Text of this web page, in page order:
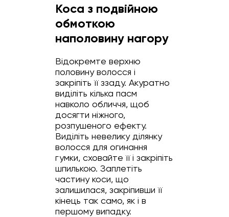
Коса з подвійною
обмоткою
наполовину нагору
Відокремте верхню
половину волосся і
закріпіть її ззаду. Акуратно
виділіть кілька пасм
навколо обличчя, щоб
досягти ніжного,
розпушеного ефекту.
Виділіть невелику ділянку
волосся для огинання
гумки, сховайте її і закріпіть
шпилькою. Заплетіть
частину коси, що
залишилася, закріпивши її
кінець так само, як і в
першому випадку.